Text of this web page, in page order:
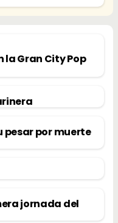
la Gran City Pop
por muerte
jornada del